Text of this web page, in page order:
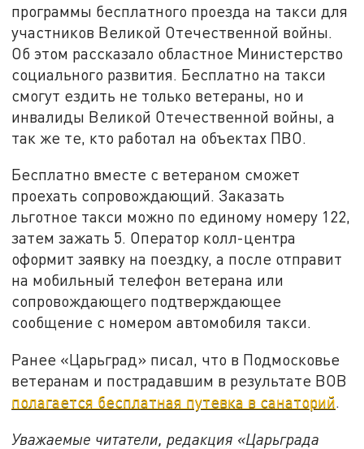
программы бесплатного проезда на такси для
участников Великой Отечественной войны.
Об этом рассказало областное Министерство
социального развития. Бесплатно на такси
смогут ездить не только ветераны, но и
инвалиды Великой Отечественной войны, а
так же те, кто работал на объектах ПВО.
Бесплатно вместе с ветераном сможет
проехать сопровождающий. Заказать
льготное такси можно по единому номеру 122,
затем зажать 5. Оператор колл-центра
оформит заявку на поездку, а после отправит
на мобильный телефон ветерана или
сопровождающего подтверждающее
сообщение с номером автомобиля такси.
Ранее «Царьград» писал, что в Подмосковье
ветеранам и пострадавшим в результате ВОВ
полагается бесплатная путевка в санаторий.
Уважаемые читатели, редакция «Царьграда